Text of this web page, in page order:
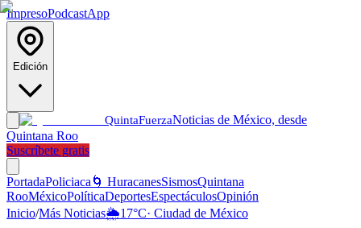
ImpresoPodcastApp
Edición
QuintaFuerzaNoticias de México, desde
Quintana Roo
Suscríbete gratis
PortadaPoliciaca 🌀 HuracanesSismosQuintana
RooMéxicoPolíticaDeportesEspectáculosOpinión
Inicio/Más Noticias🌦️17°C· Ciudad de México